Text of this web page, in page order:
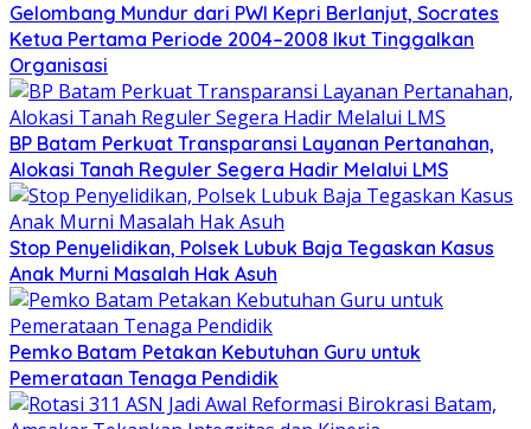
Gelombang Mundur dari PWI Kepri Berlanjut, Socrates
Ketua Pertama Periode 2004–2008 Ikut Tinggalkan
Organisasi
BP Batam Perkuat Transparansi Layanan Pertanahan,
Alokasi Tanah Reguler Segera Hadir Melalui LMS
Stop Penyelidikan, Polsek Lubuk Baja Tegaskan Kasus
Anak Murni Masalah Hak Asuh
Pemko Batam Petakan Kebutuhan Guru untuk
Pemerataan Tenaga Pendidik